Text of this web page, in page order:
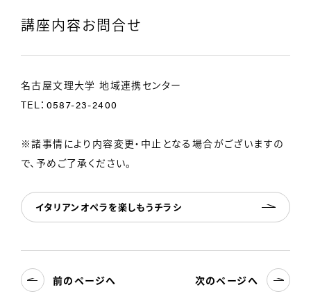
講座内容お問合せ
名古屋文理大学 地域連携センター
TEL：0587-23-2400
※諸事情により内容変更・中止となる場合がございますの
で、予めご了承ください。
イタリアンオペラを楽しもうチラシ
前のページへ 次のページへ